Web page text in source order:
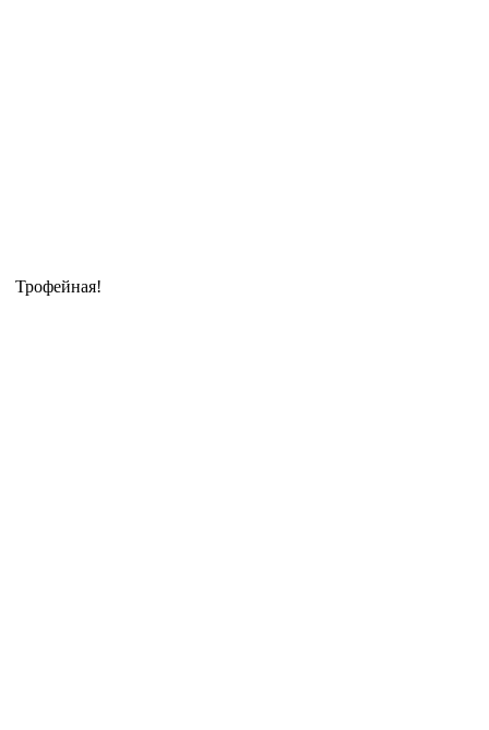
Трофейная!